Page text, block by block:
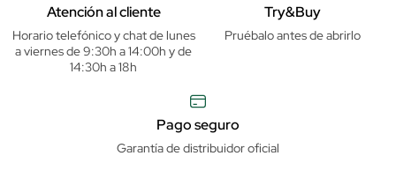
Atención al cliente
Horario telefónico y chat de lunes
a viernes de 9:30h a 14:00h y de
14:30h a 18h
Try&Buy
Pruébalo antes de abrirlo
Pago seguro
Garantía de distribuidor oficial